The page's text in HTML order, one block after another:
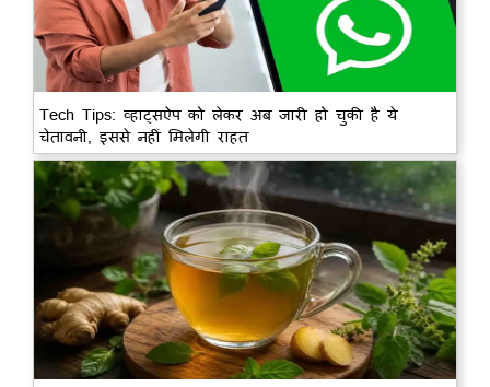
Tech Tips: व्हाट्सऐप को लेकर अब जारी हो चुकी है ये
चेतावनी, इससे नहीं मिलेगी राहत